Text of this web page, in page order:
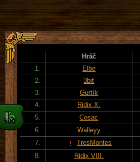
Hráč
1.
Elbe
2.
3bit
3.
Gurtík
4.
Ridix X.
5.
Cosac
6.
Walleyy
7.
TresMontes
8.
Ridix VIII.